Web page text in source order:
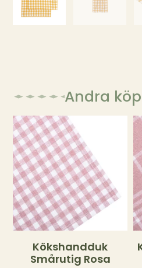
Andra
Kökshandduk
Smårutig Rosa